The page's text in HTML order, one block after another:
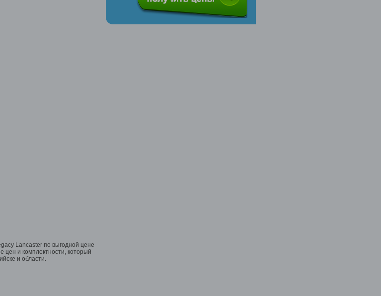
Lancaster по выгодной цене
цен и комплектности, который
и области.